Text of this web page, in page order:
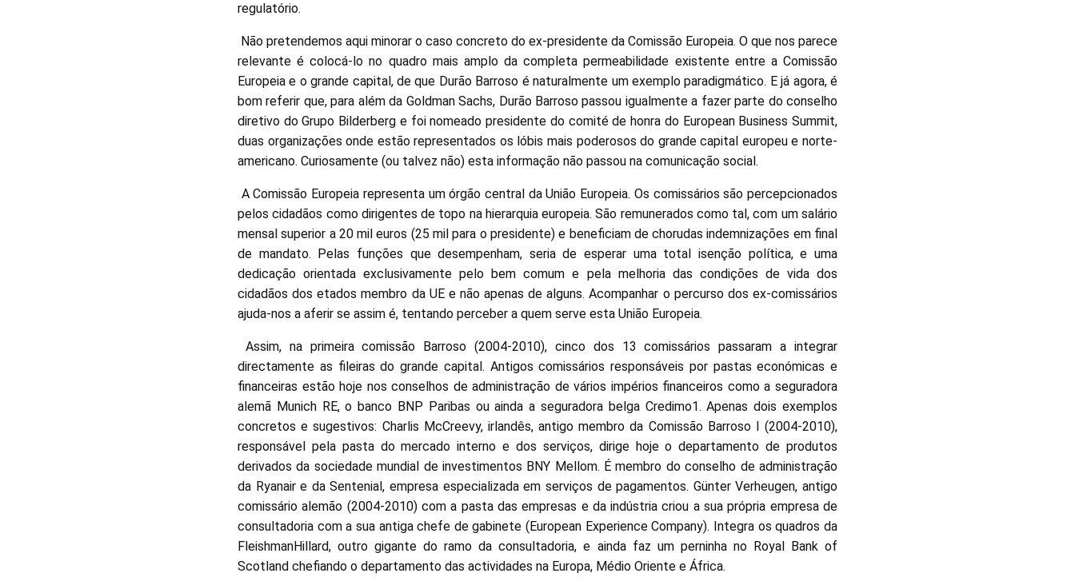
regulatório.
Não pretendemos aqui minorar o caso concreto do ex-presidente da Comissão Europeia. O que nos parece
relevante é colocá-lo no quadro mais amplo da completa permeabilidade existente entre a Comissão
Europeia e o grande capital, de que Durão Barroso é naturalmente um exemplo paradigmático. E já agora, é
bom referir que, para além da Goldman Sachs, Durão Barroso passou igualmente a fazer parte do conselho
diretivo do Grupo Bilderberg e foi nomeado presidente do comité de honra do European Business Summit,
duas organizações onde estão representados os lóbis mais poderosos do grande capital europeu e norte-
americano. Curiosamente (ou talvez não) esta informação não passou na comunicação social.
A Comissão Europeia representa um órgão central da União Europeia. Os comissários são percepcionados
pelos cidadãos como dirigentes de topo na hierarquia europeia. São remunerados como tal, com um salário
mensal superior a 20 mil euros (25 mil para o presidente) e beneficiam de chorudas indemnizações em final
de mandato. Pelas funções que desempenham, seria de esperar uma total isenção política, e uma
dedicação orientada exclusivamente pelo bem comum e pela melhoria das condições de vida dos
cidadãos dos etados membro da UE e não apenas de alguns. Acompanhar o percurso dos ex-comissários
ajuda-nos a aferir se assim é, tentando perceber a quem serve esta União Europeia.
Assim, na primeira comissão Barroso (2004-2010), cinco dos 13 comissários passaram a integrar
directamente as fileiras do grande capital. Antigos comissários responsáveis por pastas económicas e
financeiras estão hoje nos conselhos de administração de vários impérios financeiros como a seguradora
alemã Munich RE, o banco BNP Paribas ou ainda a seguradora belga Credimo1. Apenas dois exemplos
concretos e sugestivos: Charlis McCreevy, irlandês, antigo membro da Comissão Barroso I (2004-2010),
responsável pela pasta do mercado interno e dos serviços, dirige hoje o departamento de produtos
derivados da sociedade mundial de investimentos BNY Mellom. É membro do conselho de administração
da Ryanair e da Sentenial, empresa especializada em serviços de pagamentos. Günter Verheugen, antigo
comissário alemão (2004-2010) com a pasta das empresas e da indústria criou a sua própria empresa de
consultadoria com a sua antiga chefe de gabinete (European Experience Company). Integra os quadros da
FleishmanHillard, outro gigante do ramo da consultadoria, e ainda faz um perninha no Royal Bank of
Scotland chefiando o departamento das actividades na Europa, Médio Oriente e África.